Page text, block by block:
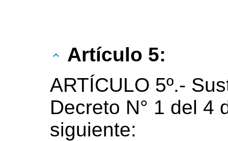
Artículo 5:
ARTÍCULO 5º.-
Decreto N° 1 del 4
siguiente: